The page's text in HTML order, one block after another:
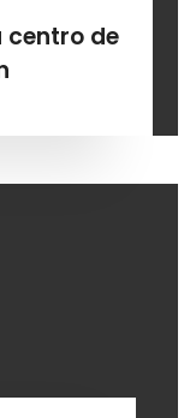
centro de